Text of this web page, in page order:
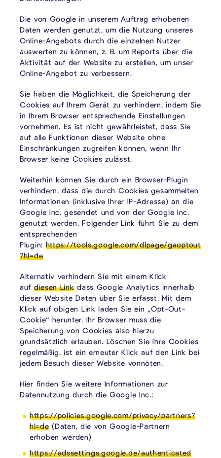
Die von Google in unserem Auftrag erhobenen
Daten werden genutzt, um die Nutzung unseres
Online-Angebots durch die einzelnen Nutzer
auswerten zu können, z. B. um Reports über die
Aktivität auf der Website zu erstellen, um unser
Online-Angebot zu verbessern.
Sie haben die Möglichkeit, die Speicherung der
Cookies auf Ihrem Gerät zu verhindern, indem Sie
in Ihrem Browser entsprechende Einstellungen
vornehmen. Es ist nicht gewährleistet, dass Sie
auf alle Funktionen dieser Website ohne
Einschränkungen zugreifen können, wenn Ihr
Browser keine Cookies zulässt.
Weiterhin können Sie durch ein Browser-Plugin
verhindern, dass die durch Cookies gesammelten
Informationen (inklusive Ihrer IP-Adresse) an die
Google Inc. gesendet und von der Google Inc.
genutzt werden. Folgender Link führt Sie zu dem
entsprechenden
Plugin: https://tools.google.com/dlpage/gaoptout
?hl=de
Alternativ verhindern Sie mit einem Klick
auf diesen Linkdass Google Analytics innerhalb
dieser Website Daten über Sie erfasst. Mit dem
Klick auf obigen Link laden Sie ein „Opt-Out-
Cookie“ herunter. Ihr Browser muss die
Speicherung von Cookies also hierzu
grundsätzlich erlauben. Löschen Sie Ihre Cookies
regelmäßig, ist ein erneuter Klick auf den Link bei
jedem Besuch dieser Website vonnöten.
Hier finden Sie weitere Informationen zur
Datennutzung durch die Google Inc.:
https://policies.google.com/privacy/partners?
hl=de(Daten, die von Google-Partnern
erhoben werden)
https://adssettings.google.de/authenticated